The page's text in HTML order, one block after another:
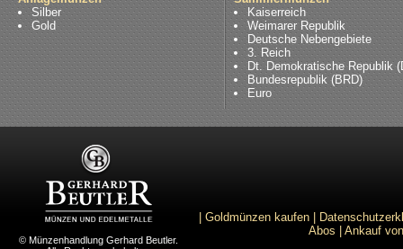
Silber
Gold
Kaiserreich
Weimarer Republik
Deutsche Nebengebiete
3. Reich
Dt. Demokratische Republik
Bundesrepublik (BRD)
Euro
© Münzenhandlung Gerhard Beutler.
Goldmünzen kaufen
Abos
Ankauf